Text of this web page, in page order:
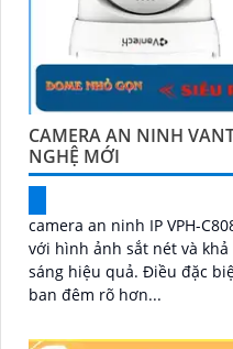
CAMERA AN NINH
NGHỆ MỚI
camera an ninh IP VPH-
với hình ảnh sắt nét và
sáng hiệu quả. Điều đặc biệt là camera có khả năng xem
ban đêm rõ hơn...